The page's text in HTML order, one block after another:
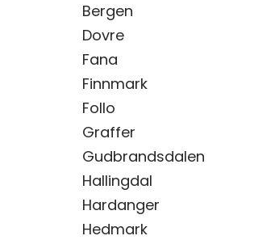
Bergen
Dovre
Fana
Finnmark
Follo
Graffer
Gudbrandsdalen
Hallingdal
Hardanger
Hedmark